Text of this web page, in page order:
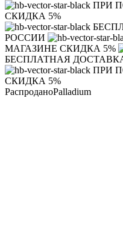
ПРИ
СКИДКА 5%
РОССИИ
МАГАЗИНЕ СКИДКА 5%
БЕСПЛАТНАЯ
ПРИ
СКИДКА 5%
РаспроданоPalladium